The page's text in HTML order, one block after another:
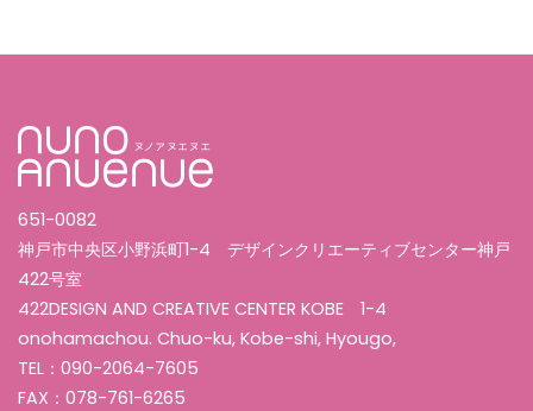
651-0082
神戸市中央区小野浜町1-4 デザインクリエーティブセンター神戸
422号室
422DESIGN AND CREATIVE CENTER KOBE 1-4
onohamachou. Chuo-ku, Kobe-shi, Hyougo,
TEL：090-2064-7605
FAX：078-761-6265